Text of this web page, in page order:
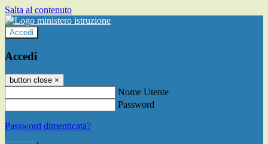
Salta al contenuto
Accedi
Accedi
button close ×
Nome Utente
Password
Password dimenticata?